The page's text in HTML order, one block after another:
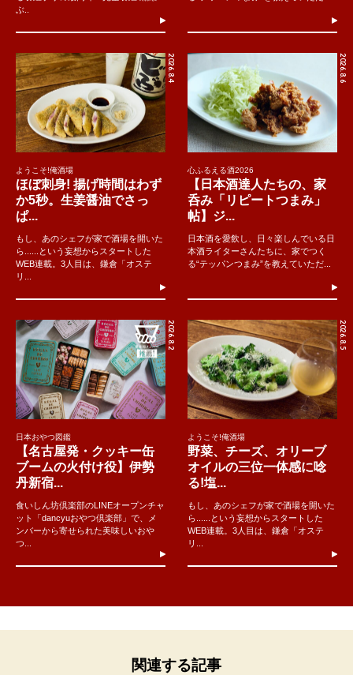
ぶ..
2026.8.4
ようこそ!俺酒場
ほぼ刺身! 揚げ時間はわず
か5秒。生姜醤油でさっ
ぱ...
もし、あのシェフが家で酒場を開いた
ら......という妄想からスタートした
WEB連載。3人目は、鎌倉「オステ
リ...
2026.8.6
心ふるえる酒2026
【日本酒達人たちの、家
呑み「リピートつまみ」
帖】ジ...
日本酒を愛飲し、日々楽しんでいる日
本酒ライターさんたちに、家でつく
る“テッパンつまみ”を教えていただ...
2026.8.2
日本おやつ図鑑
【名古屋発・クッキー缶
ブームの火付け役】伊勢
丹新宿...
食いしん坊倶楽部のLINEオープンチャ
ット「dancyuおやつ倶楽部」で、メ
ンバーから寄せられた美味しいおや
つ...
2026.8.5
ようこそ!俺酒場
野菜、チーズ、オリーブ
オイルの三位一体感に唸
る!塩...
もし、あのシェフが家で酒場を開いた
ら......という妄想からスタートした
WEB連載。3人目は、鎌倉「オステ
リ...
関連する記事